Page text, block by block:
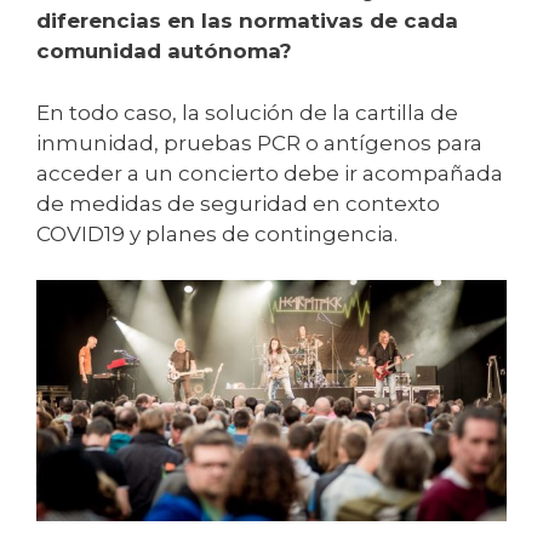
diferencias en las normativas de cada
comunidad autónoma?
En todo caso, la solución de la cartilla de
inmunidad, pruebas PCR o antígenos para
acceder a un concierto debe ir acompañada
de medidas de seguridad en contexto
COVID19 y planes de contingencia.